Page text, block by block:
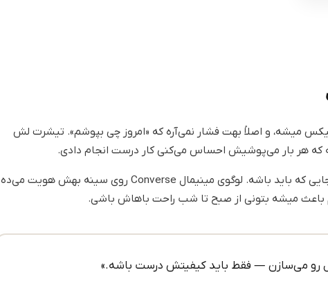
میشه، و اصلاً بهت فشار نمی‌آره که «امروز چی بپوشم». تیشرت لش
اش نه خیلی تنگه نه خیلی گشاد — دقیقاً جایی که باید باشه. لوگوی مینیمال Converse روی سینه بهش هویت می‌ده
میشه بتونی از صبح تا شب راحت باهاش باشی.
رو می‌سازن — فقط باید کیفیتش درست باشه.»